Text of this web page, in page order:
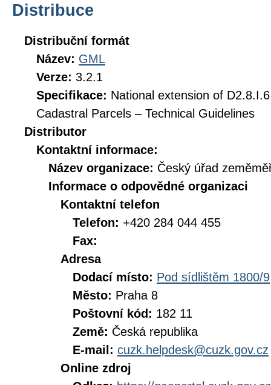
Distribuce
Distribuční formát
Název: GML
Verze: 3.2.1
Specifikace: National extension of
Cadastral Parcels – Technical Guidelines
Distributor
Kontaktní informace:
Název organizace: Český úřad
Informace o odpovědné organizaci
Kontaktní telefon
Telefon: +420 284 044 455
Fax:
Adresa
Dodací místo: Pod sídlištěm 1800/9
Město: Praha 8
Poštovní kód: 182 11
Země: Česká republika
E-mail: cuzk.helpdesk@cuzk.gov.cz
Online zdroj